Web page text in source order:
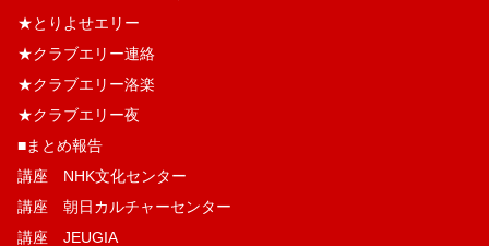
★とりよせエリー
★クラブエリー連絡
★クラブエリー洛楽
★クラブエリー夜
■まとめ報告
講座 NHK文化センター
講座 朝日カルチャーセンター
講座 JEUGIA